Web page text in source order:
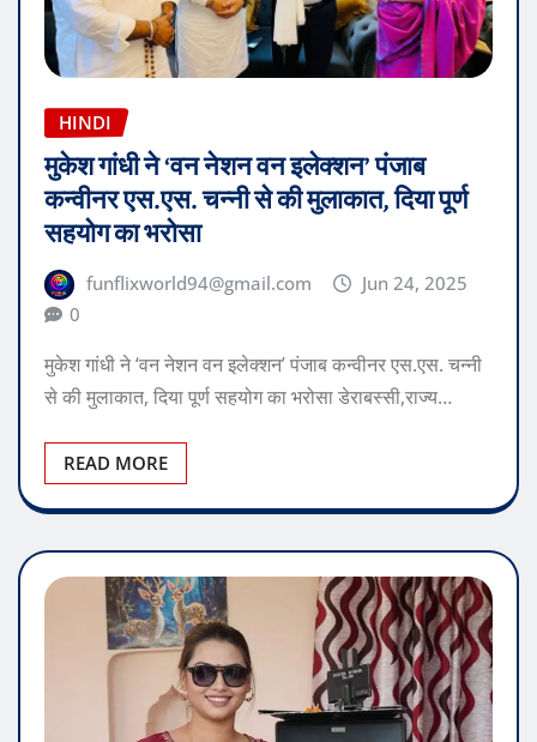
HINDI
मुकेश गांधी ने ‘वन नेशन वन इलेक्शन’ पंजाब
कन्वीनर एस.एस. चन्नी से की मुलाकात, दिया पूर्ण
सहयोग का भरोसा
funflixworld94@gmail.com
Jun 24, 2025
0
मुकेश गांधी ने ‘वन नेशन वन इलेक्शन’ पंजाब कन्वीनर एस.एस. चन्नी
से की मुलाकात, दिया पूर्ण सहयोग का भरोसा डेराबस्सी,राज्य…
READ MORE